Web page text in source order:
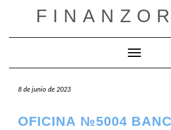
Cambiar
8 de junio de 2023
OFICINA №5004